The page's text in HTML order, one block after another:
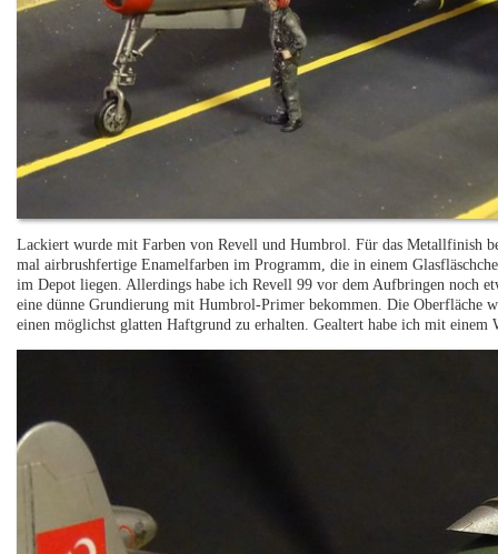
Lackiert wurde mit Farben von Revell und Humbrol. Für das Metallfinish
mal airbrushfertige Enamelfarben im Programm, die in einem
im Depot liegen. Allerdings habe ich Revell 99 vor dem Aufbringen noch
eine dünne Grundierung mit Humbrol-Primer bekommen. Die Oberfläche
einen möglichst glatten Haftgrund zu erhalten. Gealtert habe ich mit einem